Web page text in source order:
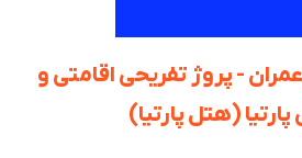
- پروژ تفریحی اقامتی و
پارتیا (هتل پارتیا)